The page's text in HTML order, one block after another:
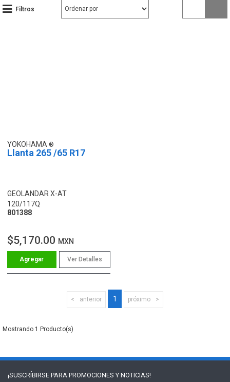
Filtros
YOKOHAMA
Llanta 265 /65 R17
GEOLANDAR X-AT
120/117Q
801388
$5,170.00 MXN
Ver Detalles
anterior 1 próximo
1
¡SUSCRÍBIRSE PARA PROMOCIONES Y NOTICIAS!